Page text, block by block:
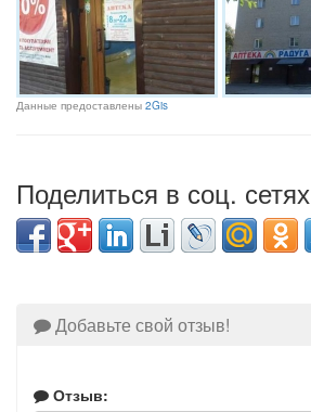
Данные предоставлены 2Gis
Поделиться в соц. сетях
Добавьте свой отзыв!
Отзыв: